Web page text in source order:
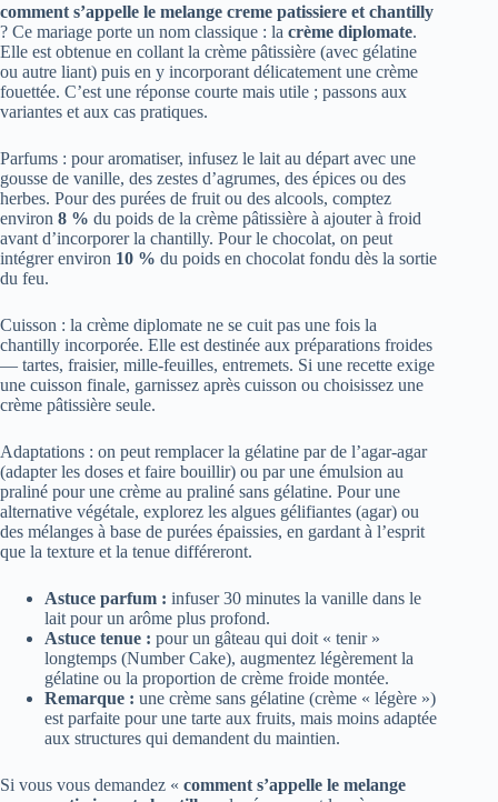
comment s’appelle le melange creme patissiere et chantilly
? Ce mariage porte un nom classique : la crème diplomate.
Elle est obtenue en collant la crème pâtissière (avec gélatine
ou autre liant) puis en y incorporant délicatement une crème
fouettée. C’est une réponse courte mais utile ; passons aux
variantes et aux cas pratiques.
Parfums : pour aromatiser, infusez le lait au départ avec une
gousse de vanille, des zestes d’agrumes, des épices ou des
herbes. Pour des purées de fruit ou des alcools, comptez
environ 8 % du poids de la crème pâtissière à ajouter à froid
avant d’incorporer la chantilly. Pour le chocolat, on peut
intégrer environ 10 % du poids en chocolat fondu dès la sortie
du feu.
Cuisson : la crème diplomate ne se cuit pas une fois la
chantilly incorporée. Elle est destinée aux préparations froides
— tartes, fraisier, mille‑feuilles, entremets. Si une recette exige
une cuisson finale, garnissez après cuisson ou choisissez une
crème pâtissière seule.
Adaptations : on peut remplacer la gélatine par de l’agar‑agar
(adapter les doses et faire bouillir) ou par une émulsion au
praliné pour une crème au praliné sans gélatine. Pour une
alternative végétale, explorez les algues gélifiantes (agar) ou
des mélanges à base de purées épaissies, en gardant à l’esprit
que la texture et la tenue différeront.
Astuce parfum : infuser 30 minutes la vanille dans le
lait pour un arôme plus profond.
Astuce tenue : pour un gâteau qui doit « tenir »
longtemps (Number Cake), augmentez légèrement la
gélatine ou la proportion de crème froide montée.
Remarque : une crème sans gélatine (crème « légère »)
est parfaite pour une tarte aux fruits, mais moins adaptée
aux structures qui demandent du maintien.
Si vous vous demandez « comment s’appelle le melange